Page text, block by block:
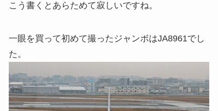
こう書くとあらためて寂しいですね。
一眼を買って初めて撮ったジャンボはJA8961でし
た。